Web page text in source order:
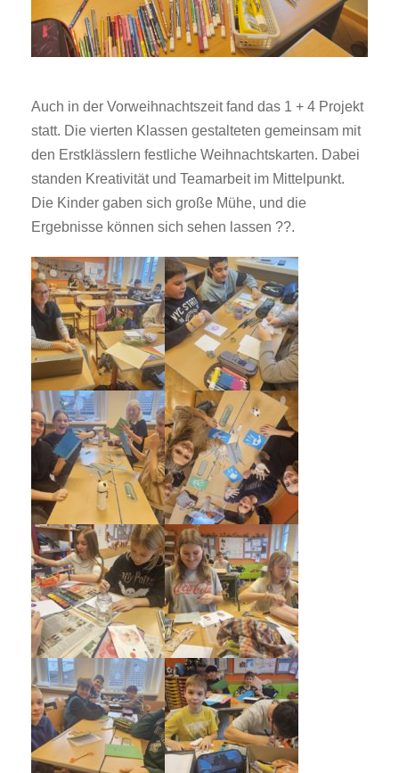
Auch in der Vorweihnachtszeit fand das 1 + 4 Projekt
statt. Die vierten Klassen gestalteten gemeinsam mit
den Erstklässlern festliche Weihnachtskarten. Dabei
standen Kreativität und Teamarbeit im Mittelpunkt.
Die Kinder gaben sich große Mühe, und die
Ergebnisse können sich sehen lassen ??.